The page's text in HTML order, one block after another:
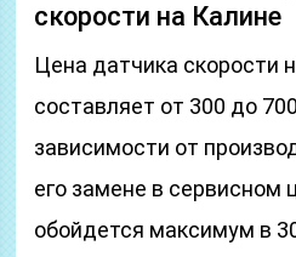
скорости на Калине
Цена датчика скорости
составляет от 300 до
зависимости от
его замене в сервисном
обойдется максимум в